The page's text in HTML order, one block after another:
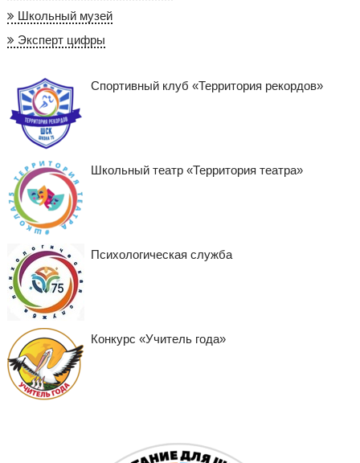
Школьный музей
Эксперт цифры
Спортивный клуб «Территория рекордов»
Школьный театр «Территория театра»
Психологическая служба
Конкурс «Учитель года»